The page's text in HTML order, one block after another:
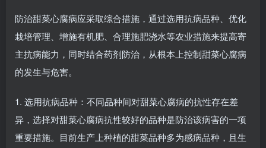
防治甜菜心腐病应采取综合措施，通过选用抗病品种、优化
栽培管理、增施有机肥、合理施肥浇水等农业措施来提高寄
主抗病能力，同时结合药剂防治，从根本上控制甜菜心腐病
的发生与危害。
1. 选用抗病品种：不同品种间对甜菜心腐病的抗性存在差
异，选择对甜菜心腐病抗性较好的品种是防治该病害的一项
重要措施。目前生产上种植的甜菜品种多为感病品种，且生